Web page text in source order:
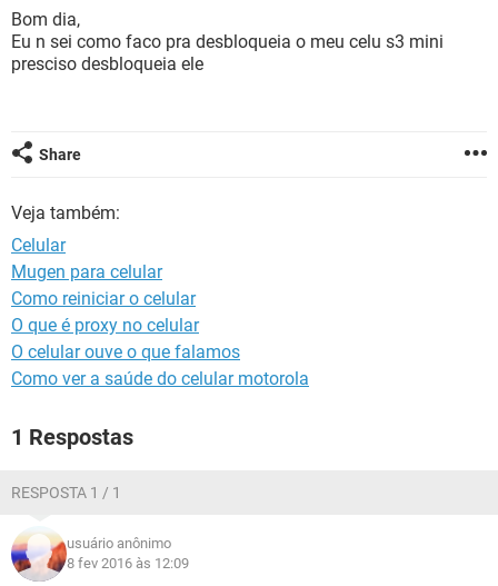
INSTAGRAM
GUIA DE COMPRAS
OUTLOOK
INSTAGRAM
JOGOS
CELULAR FACEBOOK
GUIA DE COMPRAS
Bom dia,
Eu n sei como faco pra desbloqueia o meu celu s3 mini
presciso desbloqueia ele
Share
Veja também:
Celular
Mugen para celular
Como reiniciar o celular
O que é proxy no celular
O celular ouve o que falamos
Como ver a saúde do celular motorola
1 Respostas
RESPOSTA 1 / 1
usuário anônimo
8 fev 2016 às 12:09